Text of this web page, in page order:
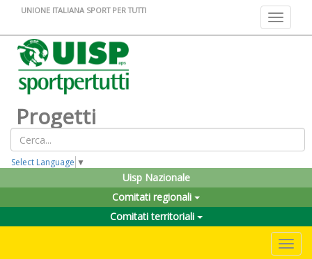
Toggle
UNIONE ITALIANA SPORT PER TUTTI
Progetti
Select Language ▼
Uisp Nazionale
Comitati regionali
Comitati territoriali